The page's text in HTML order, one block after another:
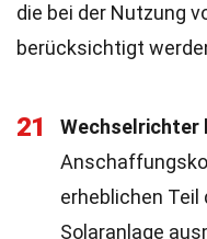
die bei der Nutzung
berücksichtigt
21 Wechselrichter
erheblichen
Solaranlage